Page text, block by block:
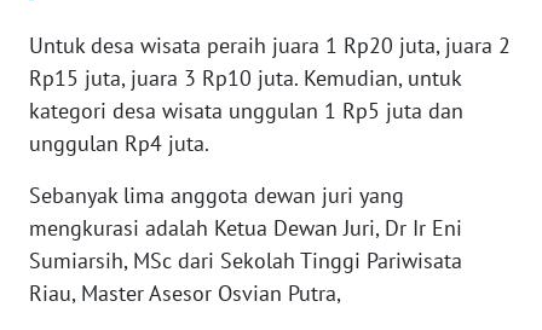
Untuk desa wisata peraih juara 1 Rp20 juta, juara 2
Rp15 juta, juara 3 Rp10 juta. Kemudian, untuk
kategori desa wisata unggulan 1 Rp5 juta dan
unggulan Rp4 juta.
Sebanyak lima anggota dewan juri yang
mengkurasi adalah Ketua Dewan Juri, Dr Ir Eni
Sumiarsih, MSc dari Sekolah Tinggi Pariwisata
Riau, Master Asesor Osvian Putra,
ANUGERAH
NEWS
AKHLAK
SONYA
ASA
NEWS